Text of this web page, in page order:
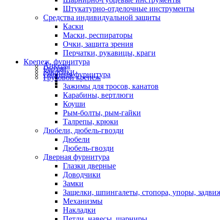
Штукатурно-отделочные инструменты
Средства индивидуальной защиты
Каски
Маски, респираторы
Очки, защита зрения
Перчатки, рукавицы, краги
Крепеж, фурнитура
Анкеры
Гвозди
Заклепки
Оконная фурнитура
Грузовой крепеж
Зажимы для тросов, канатов
Карабины, вертлюги
Коуши
Рым-болты, рым-гайки
Талрепы, крюки
Дюбели, дюбель-гвозди
Дюбели
Дюбель-гвозди
Дверная фурнитура
Глазки дверные
Доводчики
Замки
Защелки, шпингалеты, стопора, упоры,
Механизмы
Накладки